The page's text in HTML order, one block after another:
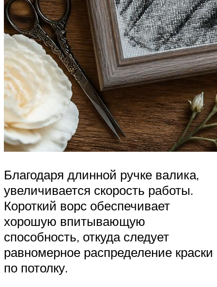
Благодаря длинной ручке валика,
увеличивается скорость работы.
Короткий ворс обеспечивает
хорошую впитывающую
способность, откуда следует
равномерное распределение краски
по потолку.